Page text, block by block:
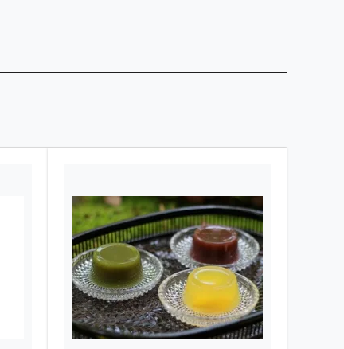
晩柑糖の販売を開始いたします。販売
いようになっております。夏柑糖以外
おかけいたしますがよろしくお願い致
の出荷はできかねます。
ます。ご了承下さいませ。